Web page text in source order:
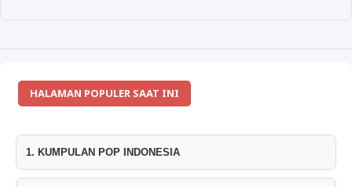
HALAMAN POPULER SAAT INI
1. KUMPULAN POP INDONESIA